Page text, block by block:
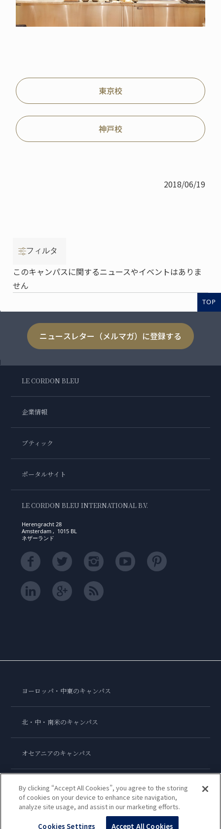
東京校
神戸校
2018/06/19
フィルタ
このキャンパスに関するニュースやイベントはありま
せん
TOP
ニュースレター（メルマガ）に登録する
LE CORDON BLEU
企業情報
ブティック
ポータルサイト
LE CORDON BLEU INTERNATIONAL B.V.
Herengracht 28
Amsterdam , 1015 BL
ネザーランド
ヨーロッパ・中東のキャンパス
北・中・南米のキャンパス
オセアニアのキャンパス
アジアのキャンパス
ル・コルドン・ブルー・インターナショナル
By clicking “Accept All Cookies”, you agree to the storing
of cookies on your device to enhance site navigation,
analyze site usage, and assist in our marketing efforts.
Cookies Settings Accept All Cookies